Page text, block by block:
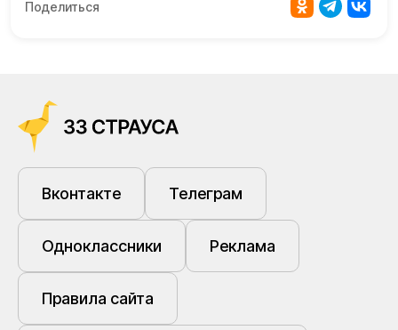
Поделиться
Вконтакте Телеграм
Одноклассники Реклама
Правила сайта